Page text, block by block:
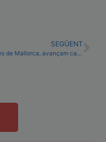
SEGÜENT
Des de Mallorca, avançam cap a la ruptura i l’autodeterminació